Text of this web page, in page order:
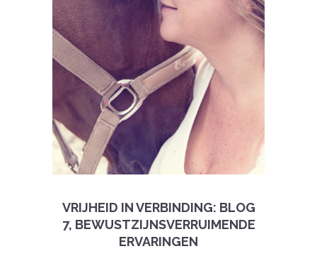
VRIJHEID IN VERBINDING: BLOG
7, BEWUSTZIJNSVERRUIMENDE
ERVARINGEN